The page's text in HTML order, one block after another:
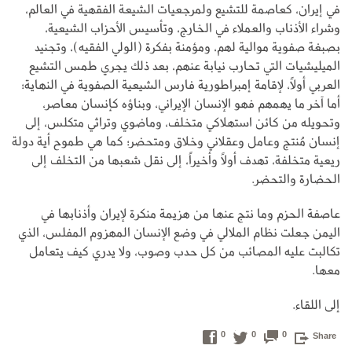
في إيران، كعاصمة للتشيع ولمرجعيات الشيعة الفقهية في العالم،
وشراء الأذناب والعملاء في الخارج، وتأسيس الأحزاب الشيعية،
بصبغة صفوية موالية لهم، ومؤمنة بفكرة (الولي الفقيه)، وتجنيد
الميليشيات التي تحارب نيابة عنهم، بعد ذلك يجري طمس التشيع
العربي أولاً، لإقامة إمبراطورية فارس الشيعية الصفوية في النهاية؛
أما آخر ما يهمهم فهو الإنسان الإيراني، وبناؤه كإنسان معاصر،
وتحويله من كائن استهلاكي متخلف، وماضوي وتراثي متكلس، إلى
إنسان مُنتج وعامل وعقلاني وخلاق ومتحضر؛ كما هي طموح أية دولة
ريعية متخلفة، تهدف أولاً وأخيراً، إلى نقل شعبها من التخلف إلى
الحضارة والتحضر.
عاصفة الحزم وما نتج عنها من هزيمة منكرة لإيران وأذنابها في
اليمن جعلت نظام الملالي في وضع الإنسان المهزوم المفلس، الذي
تكالبت عليه المصائب من كل حدب وصوب، ولا يدري كيف يتعامل
معها.
إلى اللقاء.
Share
0
0
0